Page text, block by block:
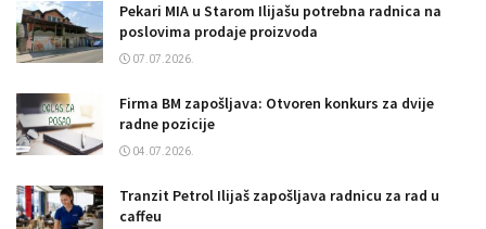
Pekari MIA u Starom Ilijašu potrebna radnica na
poslovima prodaje proizvoda
07.07.2026.
Firma BM zapošljava: Otvoren konkurs za dvije
radne pozicije
04.07.2026.
Tranzit Petrol Ilijaš zapošljava radnicu za rad u
caffeu